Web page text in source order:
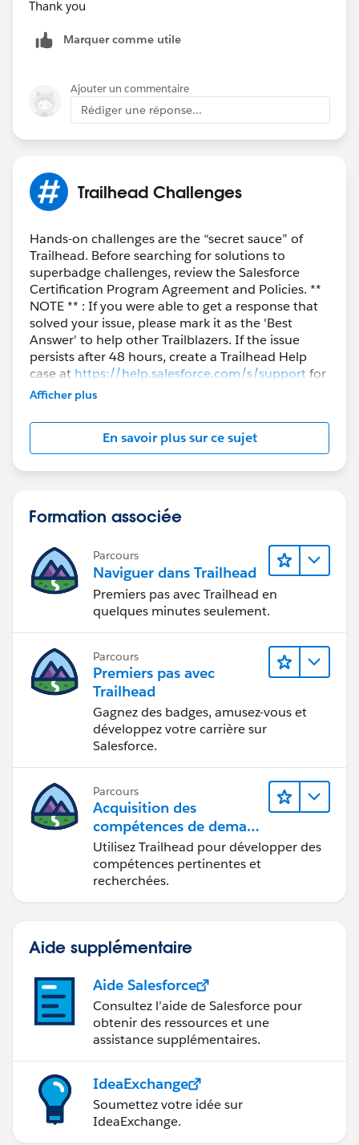
Thank you
Marquer comme utile
Ajouter un commentaire
Rédiger une réponse...
Trailhead Challenges
Hands-on challenges are the “secret sauce” of
Trailhead. Before searching for solutions to
superbadge challenges, review the Salesforce
Certification Program Agreement and Policies. **
NOTE ** : If you were able to get a response that
solved your issue, please mark it as the 'Best
Answer' to help other Trailblazers. If the issue
persists after 48 hours, create a Trailhead Help
case at https://help.salesforce.com/s/supportfor
further assistance.
Afficher plus
En savoir plus sur ce sujet
Formation associée
Parcours
Naviguer dans Trailhead
Premiers pas avec Trailhead en
quelques minutes seulement.
Parcours
Premiers pas avec
Trailhead
Gagnez des badges, amusez-vous et
développez votre carrière sur
Salesforce.
Parcours
Acquisition des
compétences de demain
avec Trailhead
Utilisez Trailhead pour développer des
compétences pertinentes et
recherchées.
Aide supplémentaire
Aide Salesforce
Consultez l’aide de Salesforce pour
obtenir des ressources et une
assistance supplémentaires.
IdeaExchange
Soumettez votre idée sur
IdeaExchange.